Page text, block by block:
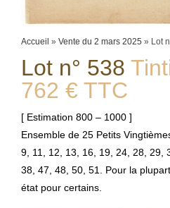
Accueil » Vente du 2 mars 2025 » Lot
Lot n° 538
762 € TTC
[ Estimation 800 – 1000 ]
Ensemble de 25 Petits
9, 11, 12, 13, 16, 19, 24, 28, 29,
38, 47, 48, 50, 51. Pour la
état pour certains.